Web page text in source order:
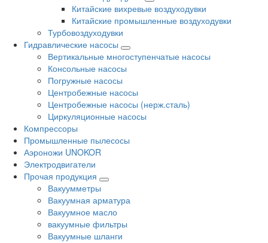
Китайские вихревые воздуходувки
Китайские промышленные воздуходувки
Турбовоздуходувки
Гидравлические насосы
Вертикальные многоступенчатые насосы
Консольные насосы
Погружные насосы
Центробежные насосы
Центробежные насосы (нерж.сталь)
Циркуляционные насосы
Компрессоры
Промышленные пылесосы
Аэроножи UNOKOR
Электродвигатели
Прочая продукция
Вакуумметры
Вакуумная арматура
Вакуумное масло
вакуумные фильтры
Вакуумные шланги